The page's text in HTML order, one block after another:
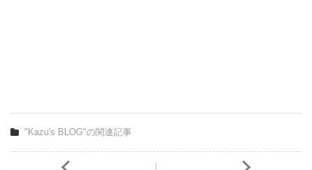
"Kazu's BLOG"の関連記事